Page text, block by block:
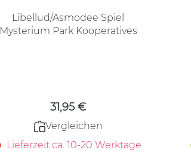
Libellud/Asmodee Spiel
Mysterium Park Kooperatives
31,95 €
Vergleichen
Lieferzeit ca. 10-20 Werktage